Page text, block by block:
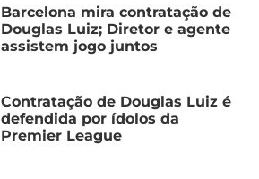
Barcelona mira contratação de
Douglas Luiz; Diretor e agente
assistem jogo juntos
Contratação de Douglas Luiz é
defendida por ídolos da
Premier League